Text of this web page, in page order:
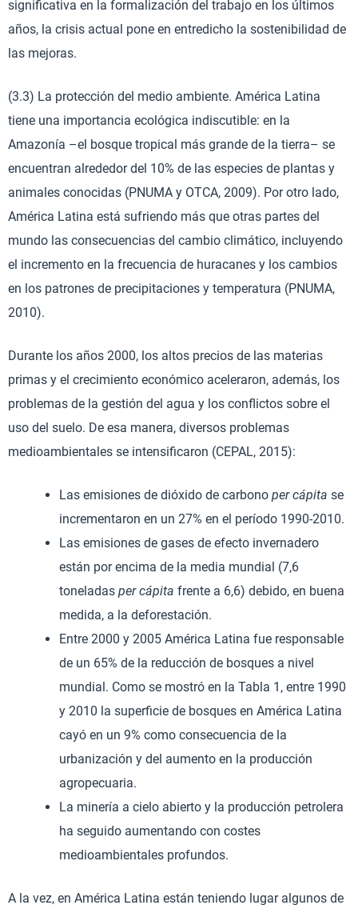
significativa en la formalización del trabajo en los últimos
años, la crisis actual pone en entredicho la sostenibilidad de
las mejoras.
(3.3) La protección del medio ambiente. América Latina
tiene una importancia ecológica indiscutible: en la
Amazonía –el bosque tropical más grande de la tierra– se
encuentran alrededor del 10% de las especies de plantas y
animales conocidas (PNUMA y OTCA, 2009). Por otro lado,
América Latina está sufriendo más que otras partes del
mundo las consecuencias del cambio climático, incluyendo
el incremento en la frecuencia de huracanes y los cambios
en los patrones de precipitaciones y temperatura (PNUMA,
2010).
Durante los años 2000, los altos precios de las materias
primas y el crecimiento económico aceleraron, además, los
problemas de la gestión del agua y los conflictos sobre el
uso del suelo. De esa manera, diversos problemas
medioambientales se intensificaron (CEPAL, 2015):
Las emisiones de dióxido de carbono per cápita se
incrementaron en un 27% en el período 1990-2010.
Las emisiones de gases de efecto invernadero
están por encima de la media mundial (7,6
toneladas per cápita frente a 6,6) debido, en buena
medida, a la deforestación.
Entre 2000 y 2005 América Latina fue responsable
de un 65% de la reducción de bosques a nivel
mundial. Como se mostró en la Tabla 1, entre 1990
y 2010 la superficie de bosques en América Latina
cayó en un 9% como consecuencia de la
urbanización y del aumento en la producción
agropecuaria.
La minería a cielo abierto y la producción petrolera
ha seguido aumentando con costes
medioambientales profundos.
A la vez, en América Latina están teniendo lugar algunos de